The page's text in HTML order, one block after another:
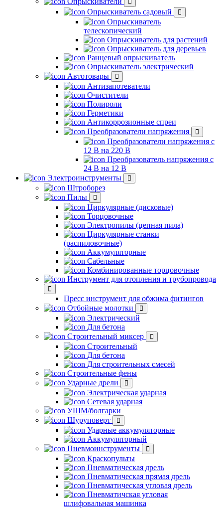
Опрыскиватель садовый
Опрыскиватель
телескопический
Опрыскиватель для растений
Опрыскиватель для деревьев
Ранцевый опрыскиватель
Опрыскиватель электрический
Автотовары
Антизапотеватели
Очистители
Полироли
Герметики
Антикоррозионные спреи
Преобразователи напряжения
Преобразователи напряжения с
12 В на 220 В
Преобразователь напряжения с
24 В на 12 В
Электроинструменты
Штроборез
Пилы
Циркулярные (дисковые)
Торцовочные
Электропилы (цепная пила)
Циркулярные станки
(распиловочные)
Аккумуляторные
Сабельные
Комбинированные торцовочные
Инструмент для отопления и трубопровода
Пресс инструмент для обжима фитингов
Отбойные молотки
Электрический
Для бетона
Строительный миксер
Строительный
Для бетона
Для строительных смесей
Строительные фены
Ударные дрели
Электрическая ударная
Сетевая ударная
УШМ/болгарки
Шуруповерт
Ударные аккумуляторные
Аккумуляторный
Пневмоинструменты
Краскопульты
Пневматическая дрель
Пневматическая прямая дрель
Пневматическая угловая дрель
Пневматичская угловая
шлифовальная машинка